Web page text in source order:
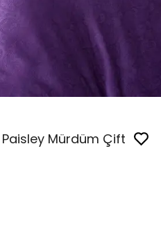
Mürdüm Çift